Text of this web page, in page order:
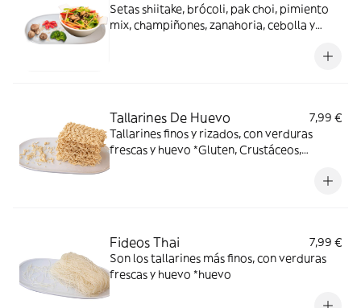
Setas shiitake, brócoli, pak choi, pimiento
mix, champiñones, zanahoria, cebolla y
Tallarines De Huevo
7,99 €
Tallarines finos y rizados, con verduras
frescas y huevo *Gluten, Crustáceos,
Fideos Thai
7,99 €
Son los tallarines más finos, con verduras
frescas y huevo *huevo